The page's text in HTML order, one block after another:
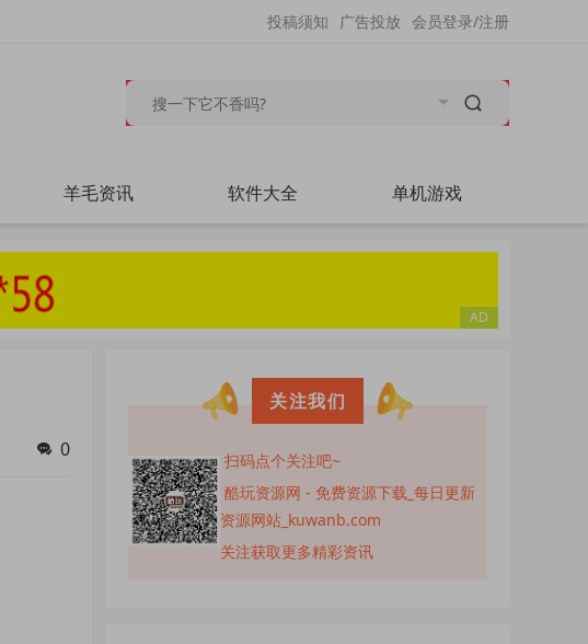
会员登录/注册
广告投放
投稿须知
羊毛资讯 软件大全 单机游戏
0
关注我们
扫码点个关注吧~
酷玩资源网 - 免费资源下载_每日更新
资源网站_kuwanb.com
关注获取更多精彩资讯